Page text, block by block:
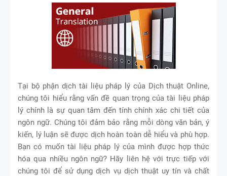
Tại bộ phận dịch tài liệu pháp lý của Dịch thuật Online,
chúng tôi hiểu rằng vấn đề quan trọng của tài liệu pháp
lý chính là sự quan tâm đến tính chính xác chi tiết của
ngôn ngữ. Chúng tôi đảm bảo rằng mỗi dòng văn bản, ý
kiến, lý luận sẽ được dịch hoàn toàn dễ hiểu và phù hợp.
Bạn có muốn tài liệu pháp lý của mình được hợp thức
hóa qua nhiều ngôn ngữ? Hãy liên hệ với trực tiếp với
chúng tôi để sử dụng dịch vụ dịch thuật uy tín và chất